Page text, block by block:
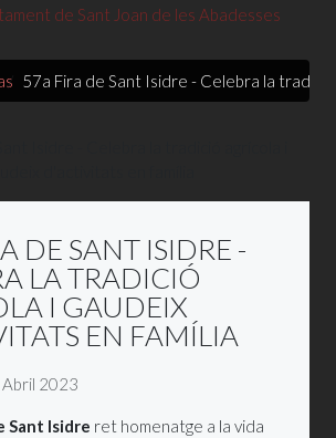
57a Fira de Sant Isidre - Celebra la
DE SANT ISIDRE -
LA TRADICIÓ
I GAUDEIX
EN FAMÍLIA
Abril 2023
Sant Isidre ret homenatge a la vida